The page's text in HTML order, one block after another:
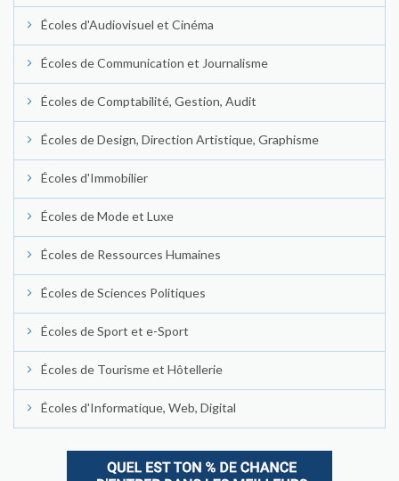
Écoles d'Audiovisuel et Cinéma
Écoles de Communication et Journalisme
Écoles de Comptabilité, Gestion, Audit
Écoles de Design, Direction Artistique, Graphisme
Écoles d'Immobilier
Écoles de Mode et Luxe
Écoles de Ressources Humaines
Écoles de Sciences Politiques
Écoles de Sport et e-Sport
Écoles de Tourisme et Hôtellerie
Écoles d'Informatique, Web, Digital